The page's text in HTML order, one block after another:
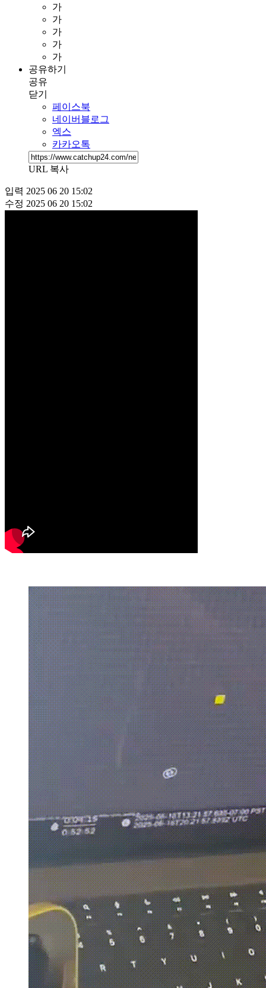
가
가
가
가
가
공유하기
공유
닫기
페이스북
네이버블로그
엑스
카카오톡
URL 복사
입력 2025 06 20 15:02
수정 2025 06 20 15:02